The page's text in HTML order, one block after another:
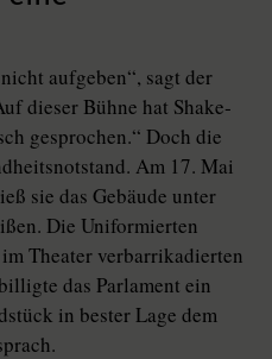
aufgeben“, sagt der
dieser Bühne hat Shake­
gesprochen.“ Doch die
Am 17. Mai
sie das Gebäude unter
Die Uniformierten
Theater verbarrikadierten
das Parlament ein
in bester Lage dem